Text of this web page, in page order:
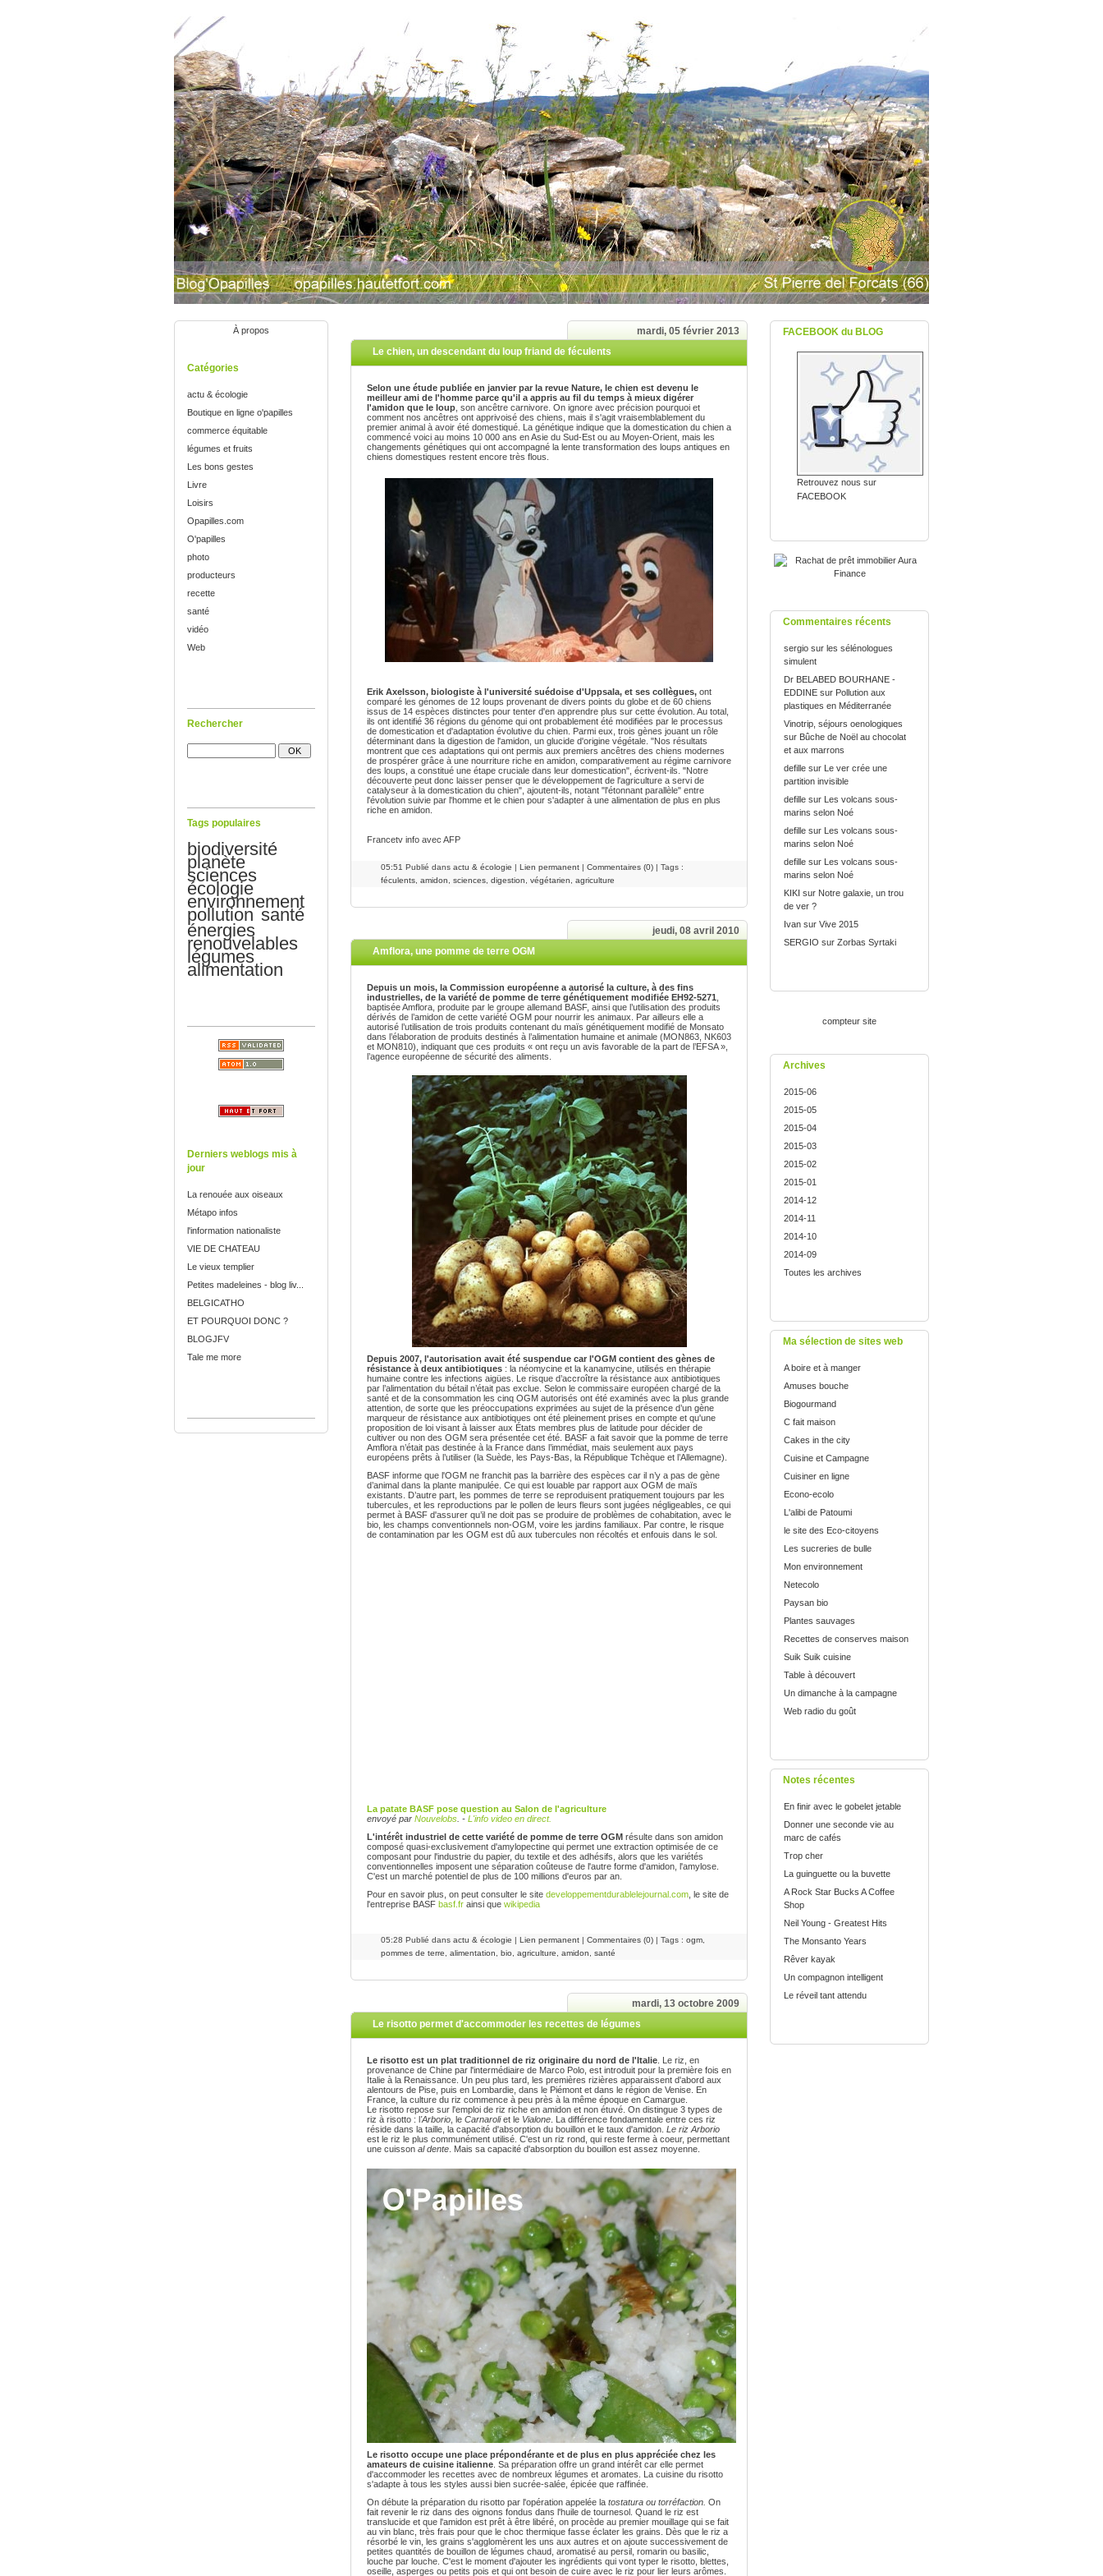
À propos
Catégories
actu & écologie
Boutique en ligne o'papilles
commerce équitable
légumes et fruits
Les bons gestes
Livre
Loisirs
Opapilles.com
O'papilles
photo
producteurs
recette
santé
vidéo
Web
Rechercher
Tags populaires
biodiversité
planète
sciences
écologie
environnement
pollution santé
énergies
renouvelables
légumes
alimentation
Derniers weblogs mis à
jour
La renouée aux oiseaux
Métapo infos
l'information nationaliste
VIE DE CHATEAU
Le vieux templier
Petites madeleines - blog liv...
BELGICATHO
ET POURQUOI DONC ?
BLOGJFV
Tale me more
FACEBOOK du BLOG
Retrouvez nous sur
FACEBOOK
Commentaires récents
sergio sur les sélénologues
simulent
Dr BELABED BOURHANE -
EDDINE sur Pollution aux
plastiques en Méditerranée
Vinotrip, séjours oenologiques
sur Bûche de Noël au chocolat
et aux marrons
defille sur Le ver crée une
partition invisible
defille sur Les volcans sous-
marins selon Noé
defille sur Les volcans sous-
marins selon Noé
defille sur Les volcans sous-
marins selon Noé
KIKI sur Notre galaxie, un trou
de ver ?
Ivan sur Vive 2015
SERGIO sur Zorbas Syrtaki
compteur site
Archives
2015-06
2015-05
2015-04
2015-03
2015-02
2015-01
2014-12
2014-11
2014-10
2014-09
Toutes les archives
Ma sélection de sites web
A boire et à manger
Amuses bouche
Biogourmand
C fait maison
Cakes in the city
Cuisine et Campagne
Cuisiner en ligne
Econo-ecolo
L'alibi de Patoumi
le site des Eco-citoyens
Les sucreries de bulle
Mon environnement
Netecolo
Paysan bio
Plantes sauvages
Recettes de conserves maison
Suik Suik cuisine
Table à découvert
Un dimanche à la campagne
Web radio du goût
Notes récentes
En finir avec le gobelet jetable
Donner une seconde vie au
marc de cafés
Trop cher
La guinguette ou la buvette
A Rock Star Bucks A Coffee
Shop
Neil Young - Greatest Hits
The Monsanto Years
Rêver kayak
Un compagnon intelligent
Le réveil tant attendu
mardi, 05 février 2013
Le chien, un descendant du loup friand de féculents
Selon une étude publiée en janvier par la revue Nature, le chien est devenu le
meilleur ami de l'homme parce qu'il a appris au fil du temps à mieux digérer
l'amidon que le loup , son ancêtre carnivore. On ignore avec précision pourquoi et
comment nos ancêtres ont apprivoisé des chiens, mais il s'agit vraisemblablement du
premier animal à avoir été domestiqué. La génétique indique que la domestication du chien a
commencé voici au moins 10 000 ans en Asie du Sud-Est ou au Moyen-Orient, mais les
changements génétiques qui ont accompagné la lente transformation des loups antiques en
chiens domestiques restent encore très flous.
Erik Axelsson, biologiste à l'université suédoise d'Uppsala, et ses collègues, ont
comparé les génomes de 12 loups provenant de divers points du globe et de 60 chiens
issus de 14 espèces distinctes pour tenter d'en apprendre plus sur cette évolution. Au total,
ils ont identifié 36 régions du génome qui ont probablement été modifiées par le processus
de domestication et d'adaptation évolutive du chien. Parmi eux, trois gènes jouant un rôle
déterminant dans la digestion de l'amidon, un glucide d'origine végétale. "Nos résultats
montrent que ces adaptations qui ont permis aux premiers ancêtres des chiens modernes
de prospérer grâce à une nourriture riche en amidon, comparativement au régime carnivore
des loups, a constitué une étape cruciale dans leur domestication", écrivent-ils. "Notre
découverte peut donc laisser penser que le développement de l'agriculture a servi de
catalyseur à la domestication du chien", ajoutent-ils, notant "l'étonnant parallèle" entre
l'évolution suivie par l'homme et le chien pour s'adapter à une alimentation de plus en plus
riche en amidon.
Francetv info avec AFP
05:51 Publié dans actu & écologie | Lien permanent | Commentaires (0) | Tags :
féculents amidon sciences digestion végétarien agriculture
jeudi, 08 avril 2010
Amflora, une pomme de terre OGM
Depuis un mois, la Commission européenne a autorisé la culture, à des fins
industrielles, de la variété de pomme de terre génétiquement modifiée EH92-5271
baptisée Amflora, produite par le groupe allemand BASF, ainsi que l’utilisation des produits
dérivés de l’amidon de cette variété OGM pour nourrir les animaux. Par ailleurs elle a
autorisé l’utilisation de trois produits contenant du maïs génétiquement modifié de Monsato
dans l’élaboration de produits destinés à l’alimentation humaine et animale (MON863, NK603
et MON810), indiquant que ces produits « ont reçu un avis favorable de la part de l’EFSA »,
l’agence européenne de sécurité des aliments.
Depuis 2007, l'autorisation avait été suspendue car l'OGM contient des gènes de
résistance à deux antibiotiques : la néomycine et la kanamycine, utilisés en thérapie
humaine contre les infections aigües. Le risque d’accroître la résistance aux antibiotiques
par l’alimentation du bétail n’était pas exclue. Selon le commissaire européen chargé de la
santé et de la consommation les cinq OGM autorisés ont été examinés avec la plus grande
attention, de sorte que les préoccupations exprimées au sujet de la présence d’un gène
marqueur de résistance aux antibiotiques ont été pleinement prises en compte et qu'une
proposition de loi visant à laisser aux États membres plus de latitude pour décider de
cultiver ou non des OGM sera présentée cet été. BASF a fait savoir que la pomme de terre
Amflora n’était pas destinée à la France dans l’immédiat, mais seulement aux pays
européens prêts à l’utiliser (la Suède, les Pays-Bas, la République Tchèque et l’Allemagne).
BASF informe que l'OGM ne franchit pas la barrière des espèces car il n’y a pas de gène
d’animal dans la plante manipulée. Ce qui est louable par rapport aux OGM de maïs
existants. D’autre part, les pommes de terre se reproduisent pratiquement toujours par les
tubercules, et les reproductions par le pollen de leurs fleurs sont jugées négligeables, ce qui
permet à BASF d'assurer qu’il ne doit pas se produire de problèmes de cohabitation, avec le
bio, les champs conventionnels non-OGM, voire les jardins familiaux. Par contre, le risque
de contamination par les OGM est dû aux tubercules non récoltés et enfouis dans le sol.
La patate BASF pose question au Salon de l'agriculture
envoyé par Nouvelobs . - L'info video en direct.
L'intérêt industriel de cette variété de pomme de terre OGM résulte dans son amidon
composé quasi-exclusivement d'amylopectine qui permet une extraction optimisée de ce
composant pour l'industrie du papier, du textile et des adhésifs, alors que les variétés
conventionnelles imposent une séparation coûteuse de l'autre forme d'amidon, l'amylose.
C'est un marché potentiel de plus de 100 millions d'euros par an.
Pour en savoir plus, on peut consulter le site developpementdurablelejournal.com , le site de
l'entreprise BASF basf.fr ainsi que wikipedia
05:28 Publié dans actu & écologie | Lien permanent | Commentaires (0) | Tags : ogm,
pommes de terre, alimentation, bio, agriculture, amidon, santé
mardi, 13 octobre 2009
Le risotto permet d'accommoder les recettes de légumes
Le risotto est un plat traditionnel de riz originaire du nord de l'Italie . Le riz, en
provenance de Chine par l'intermédiaire de Marco Polo, est introduit pour la première fois en
Italie à la Renaissance. Un peu plus tard, les premières rizières apparaissent d'abord aux
alentours de Pise, puis en Lombardie, dans le Piémont et dans le région de Venise. En
France, la culture du riz commence à peu près à la même époque en Camargue.
Le risotto repose sur l'emploi de riz riche en amidon et non étuvé. On distingue 3 types de
riz à risotto : l 'Arborio , le Carnaroliet le Vialone . La différence fondamentale entre ces riz
réside dans la taille, la capacité d'absorption du bouillon et le taux d'amidon. Le riz Arborio
est le riz le plus communément utilisé. C'est un riz rond, qui reste ferme à coeur, permettant
une cuisson al dente . Mais sa capacité d'absorption du bouillon est assez moyenne.
Le risotto occupe une place prépondérante et de plus en plus appréciée chez les
amateurs de cuisine italienne . Sa préparation offre un grand intérêt car elle permet
d'accommoder les recettes avec de nombreux légumes et aromates. La cuisine du risotto
s'adapte à tous les styles aussi bien sucrée-salée, épicée que raffinée.
On débute la préparation du risotto par l'opération appelée la tostatura ou torréfaction On
fait revenir le riz dans des oignons fondus dans l'huile de tournesol. Quand le riz est
translucide et que l'amidon est prêt à être libéré, on procède au premier mouillage qui se fait
au vin blanc, très frais pour que le choc thermique fasse éclater les grains. Dès que le riz a
résorbé le vin, les grains s'agglomèrent les uns aux autres et on ajoute successivement de
petites quantités de bouillon de légumes chaud, aromatisé au persil, romarin ou basilic,
louche par louche. C'est le moment d'ajouter les ingrédients qui vont typer le risotto, blettes,
oseille, asperges ou petits pois et qui ont besoin de cuire avec le riz pour lier leurs arômes.